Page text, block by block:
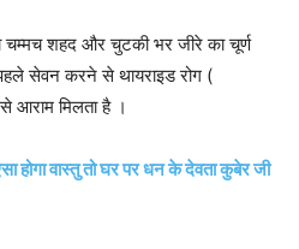
शहद और चुटकी भर जीरे का चूर्ण
सेवन करने से थायराइड रोग (
मिलता है ।
होगा वास्तु तो घर पर धन के देवता कुबेर जी